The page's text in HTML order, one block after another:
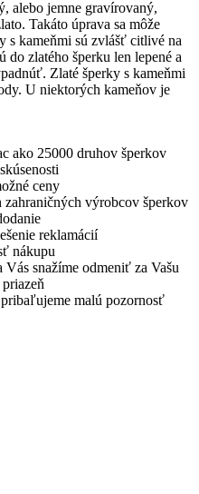
alebo jemne gravírovaný,
Takáto úprava sa môže
kameňmi sú zvlášť citlivé na
do zlatého šperku len lepené a
Zlaté šperky s kameňmi
U niektorých kameňov je
ako 25000 druhov šperkov
ceny
výrobcov šperkov
reklamácií
nákupu
snažíme odmeniť za Vašu
malú pozornosť